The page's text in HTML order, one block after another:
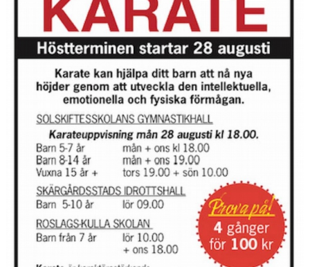
BILDGALLERI
GRADERING
REGLER OCH ETIKETT
DOKUMENT